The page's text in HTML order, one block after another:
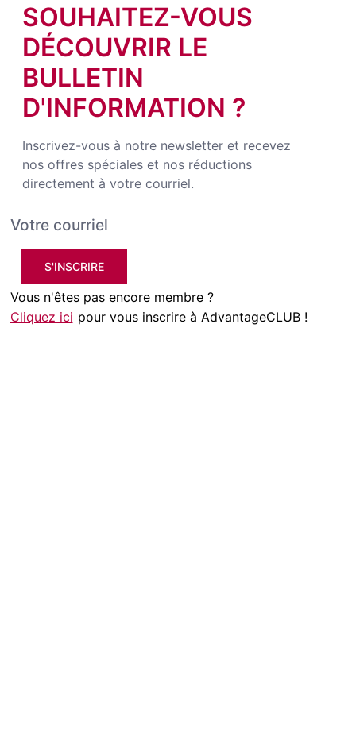
SOUHAITEZ-VOUS
DÉCOUVRIR LE
BULLETIN
D'INFORMATION ?
Inscrivez-vous à notre newsletter et recevez
nos offres spéciales et nos réductions
directement à votre courriel.
S'INSCRIRE
Vous n'êtes pas encore membre ?
Cliquez ici pour vous inscrire à AdvantageCLUB !